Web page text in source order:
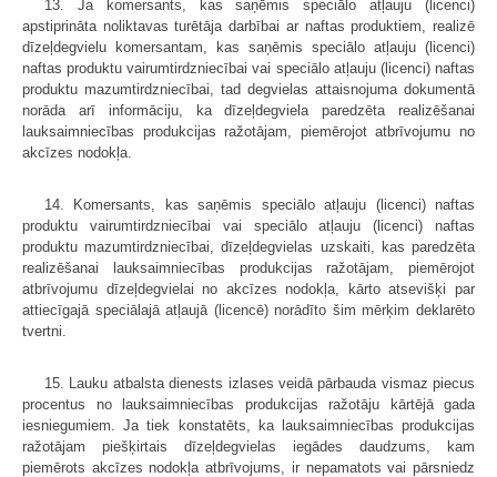
13. Ja komersants, kas saņēmis speciālo atļauju (licenci)
apstiprināta noliktavas turētāja darbībai ar naftas produktiem, realizē
dīzeļdegvielu komersantam, kas saņēmis speciālo atļauju (licenci)
naftas produktu vairumtirdzniecībai vai speciālo atļauju (licenci) naftas
produktu mazumtirdzniecībai, tad degvielas attaisnojuma dokumentā
norāda arī informāciju, ka dīzeļdegviela paredzēta realizēšanai
lauksaimniecības produkcijas ražotājam, piemērojot atbrīvojumu no
akcīzes nodokļa.
14. Komersants, kas saņēmis speciālo atļauju (licenci) naftas
produktu vairumtirdzniecībai vai speciālo atļauju (licenci) naftas
produktu mazumtirdzniecībai, dīzeļdegvielas uzskaiti, kas paredzēta
realizēšanai lauksaimniecības produkcijas ražotājam, piemērojot
atbrīvojumu dīzeļdegvielai no akcīzes nodokļa, kārto atsevišķi par
attiecīgajā speciālajā atļaujā (licencē) norādīto šim mērķim deklarēto
tvertni.
15. Lauku atbalsta dienests izlases veidā pārbauda vismaz piecus
procentus no lauksaimniecības produkcijas ražotāju kārtējā gada
iesniegumiem. Ja tiek konstatēts, ka lauksaimniecības produkcijas
ražotājam piešķirtais dīzeļdegvielas iegādes daudzums, kam
piemērots akcīzes nodokļa atbrīvojums, ir nepamatots vai pārsniedz